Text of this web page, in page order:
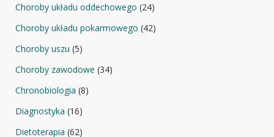
Choroby układu oddechowego (24)
Choroby układu pokarmowego (42)
Choroby uszu (5)
Choroby zawodowe (34)
Chronobiologia (8)
Diagnostyka (16)
Dietoterapia (62)